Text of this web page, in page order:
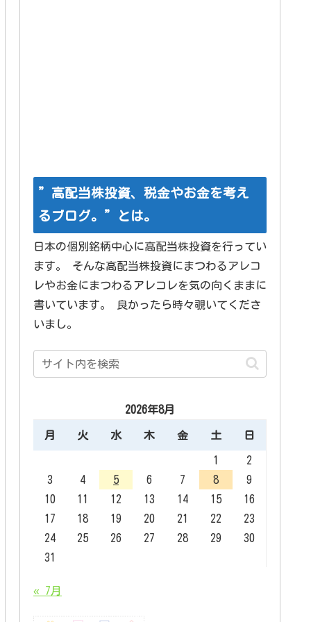
”高配当株投資、税金やお金を考え
るブログ。”とは。
日本の個別銘柄中心に高配当株投資を行ってい
ます。 そんな高配当株投資にまつわるアレコ
レやお金にまつわるアレコレを気の向くままに
書いています。 良かったら時々覗いてくださ
いまし。
2026年8月
月 火 水 木 金 土 日
1
2
3
4 5 6 7 8
9
10
11 12 13 14 15
16
17
18 19 20 21 22
23
24
25 26 27 28 29
30
31
« 7月